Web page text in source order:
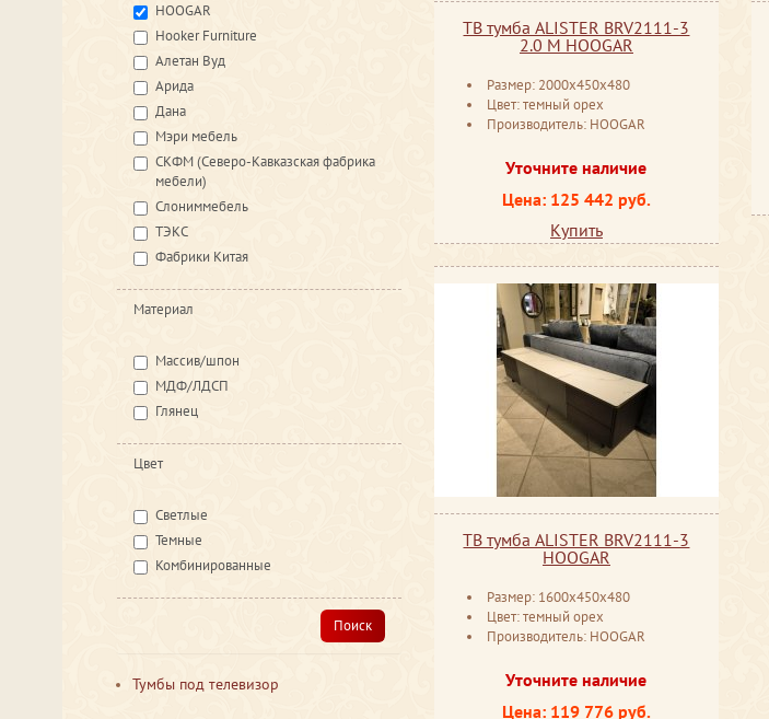
HOOGAR
Hooker Furniture
Алетан Вуд
Арида
Дана
Мэри мебель
СКФМ (Северо-Кавказская фабрика
мебели)
Слониммебель
ТЭКС
Фабрики Китая
Материал
Массив/шпон
МДФ/ЛДСП
Глянец
Цвет
Светлые
Темные
Комбинированные
Поиск
Тумбы под телевизор
ТВ тумба ALISTER BRV2111-3
2.0 M HOOGAR
Размер: 2000x450x480
Цвет: темный орех
Производитель: HOOGAR
Уточните наличие
Цена: 125 442 руб.
Купить
ТВ тумба ALISTER BRV2111-3
HOOGAR
Размер: 1600x450x480
Цвет: темный орех
Производитель: HOOGAR
Уточните наличие
Цена: 119 776 руб.